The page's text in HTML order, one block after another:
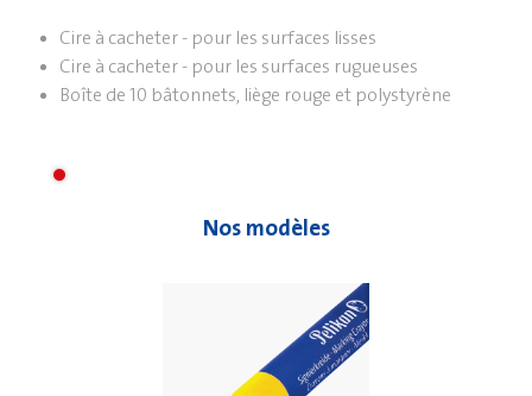
Cire à cacheter - pour les surfaces lisses
Cire à cacheter - pour les surfaces rugueuses
Boîte de 10 bâtonnets, liège rouge et polystyrène
Nos modèles